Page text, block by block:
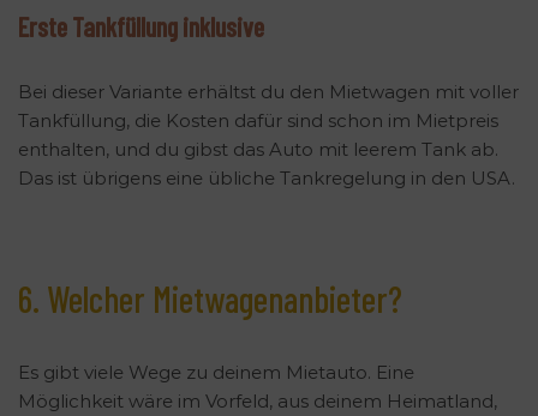
Erste Tankfüllung inklusive
Bei dieser Variante erhältst du den Mietwagen mit voller
Tankfüllung, die Kosten dafür sind schon im Mietpreis
enthalten, und du gibst das Auto mit leerem Tank ab.
Das ist übrigens eine übliche Tankregelung in den USA.
6. Welcher Mietwagenanbieter?
Es gibt viele Wege zu deinem Mietauto. Eine
Möglichkeit wäre im Vorfeld, aus deinem Heimatland,